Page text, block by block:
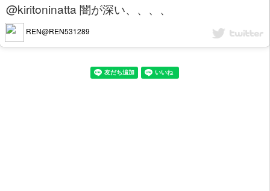
@kiritoninatta 闇が深い、、、、
REN@REN531289